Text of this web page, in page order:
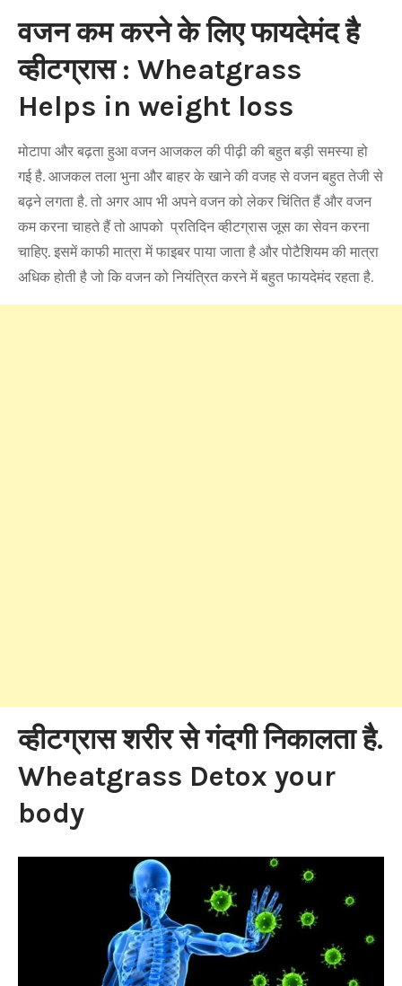
वजन कम करने के लिए फायदेमंद है
व्हीटग्रास : Wheatgrass
Helps in weight loss
मोटापा और बढ़ता हुआ वजन आजकल की पीढ़ी की बहुत बड़ी समस्या हो
गई है. आजकल तला भुना और बाहर के खाने की वजह से वजन बहुत तेजी से
बढ़ने लगता है. तो अगर आप भी अपने वजन को लेकर चिंतित हैं और वजन
कम करना चाहते हैं तो आपको प्रतिदिन व्हीटग्रास जूस का सेवन करना
चाहिए. इसमें काफी मात्रा में फाइबर पाया जाता है और पोटैशियम की मात्रा
अधिक होती है जो कि वजन को नियंत्रित करने में बहुत फायदेमंद रहता है.
व्हीटग्रास शरीर से गंदगी निकालता है.
Wheatgrass Detox your
body